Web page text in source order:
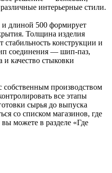
интерьерные стили.
длиной 500 формирует
Толщина изделия
стабильность конструкции и
соединения — шип-паз,
качество стыковки
производством
все этапы
сырья до выпуска
со списком магазинов, где
можете в разделе «Где